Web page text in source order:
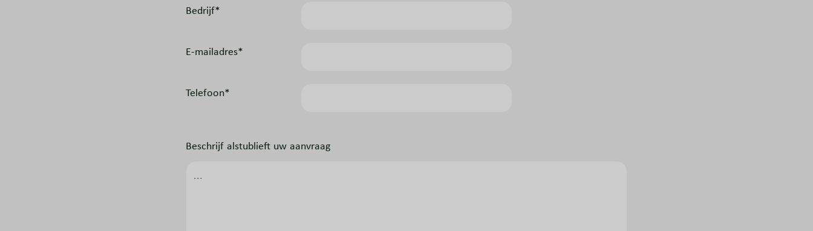
Bedrijf*
E-mailadres*
Telefoon*
Beschrijf alstublieft uw aanvraag